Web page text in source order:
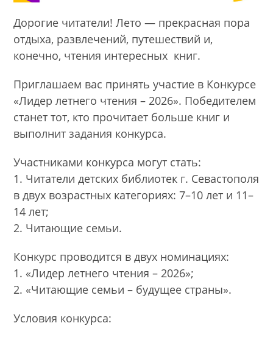
Дорогие читатели! Лето — прекрасная пора
отдыха, развлечений, путешествий и,
конечно, чтения интересных книг.
Приглашаем вас принять участие в Конкурсе
«Лидер летнего чтения – 2026». Победителем
станет тот, кто прочитает больше книг и
выполнит задания конкурса.
Участниками конкурса могут стать:
1. Читатели детских библиотек г. Севастополя
в двух возрастных категориях: 7–10 лет и 11–
14 лет;
2. Читающие семьи.
Конкурс проводится в двух номинациях:
1. «Лидер летнего чтения – 2026»;
2. «Читающие семьи – будущее страны».
Условия конкурса: